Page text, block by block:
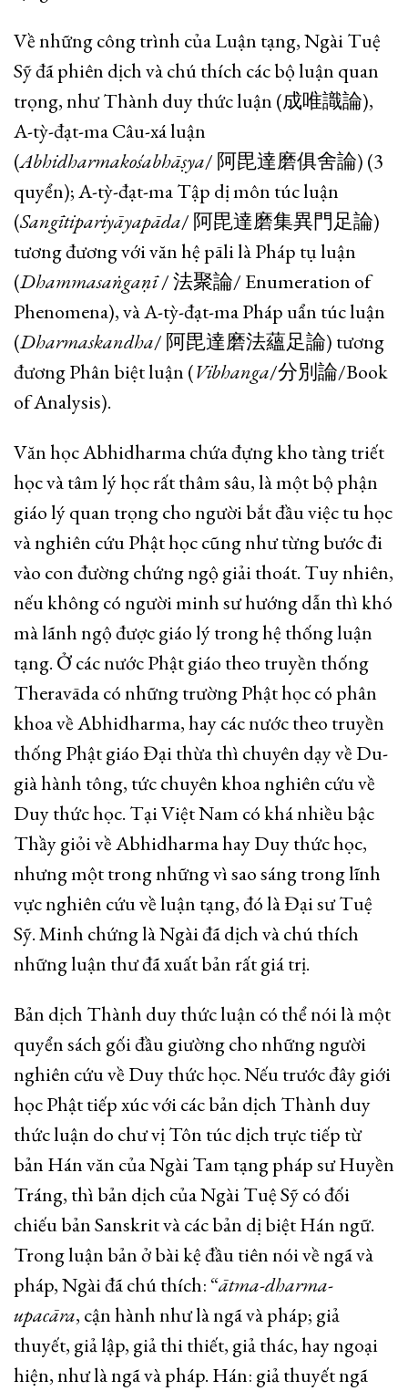
Về những công trình của Luận tạng, Ngài Tuệ
Sỹ đã phiên dịch và chú thích các bộ luận quan
trọng, như Thành duy thức luận (成唯識論),
A-tỳ-đạt-ma Câu-xá luận
(Abhidharmakośabhāṣya/ 阿毘達磨俱舍論) (3
quyển); A-tỳ-đạt-ma Tập dị môn túc luận
(Sangītipariyāyapāda/ 阿毘達磨集異門足論)
tương đương với văn hệ pāli là Pháp tụ luận
(Dhammasaṅgaṇī/ 法聚論/ Enumeration of
Phenomena), và A-tỳ-đạt-ma Pháp uẩn túc luận
(Dharmaskandha/ 阿毘達磨法蘊足論) tương
đương Phân biệt luận (Vibhanga/分別論/Book
of Analysis).
Văn học Abhidharma chứa đựng kho tàng triết
học và tâm lý học rất thâm sâu, là một bộ phận
giáo lý quan trọng cho người bắt đầu việc tu học
và nghiên cứu Phật học cũng như từng bước đi
vào con đường chứng ngộ giải thoát. Tuy nhiên,
nếu không có người minh sư hướng dẫn thì khó
mà lãnh ngộ được giáo lý trong hệ thống luận
tạng. Ở các nước Phật giáo theo truyền thống
Theravāda có những trường Phật học có phân
khoa về Abhidharma, hay các nước theo truyền
thống Phật giáo Đại thừa thì chuyên dạy về Du-
già hành tông, tức chuyên khoa nghiên cứu về
Duy thức học. Tại Việt Nam có khá nhiều bậc
Thầy giỏi về Abhidharma hay Duy thức học,
nhưng một trong những vì sao sáng trong lĩnh
vực nghiên cứu về luận tạng, đó là Đại sư Tuệ
Sỹ. Minh chứng là Ngài đã dịch và chú thích
những luận thư đã xuất bản rất giá trị.
Bản dịch Thành duy thức luận có thể nói là một
quyển sách gối đầu giường cho những người
nghiên cứu về Duy thức học. Nếu trước đây giới
học Phật tiếp xúc với các bản dịch Thành duy
thức luận do chư vị Tôn túc dịch trực tiếp từ
bản Hán văn của Ngài Tam tạng pháp sư Huyền
Tráng, thì bản dịch của Ngài Tuệ Sỹ có đối
chiếu bản Sanskrit và các bản dị biệt Hán ngữ.
Trong luận bản ở bài kệ đầu tiên nói về ngã và
pháp, Ngài đã chú thích: “ātma-dharma-
upacāra, cận hành như là ngã và pháp; giả
thuyết, giả lập, giả thi thiết, giả thác, hay ngoại
hiện, như là ngã và pháp. Hán: giả thuyết ngã